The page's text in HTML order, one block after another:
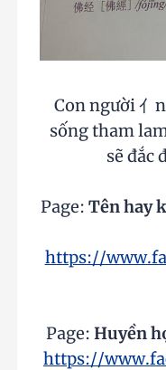
Con người 亻
sống tham
sẽ đắc
Page: Tên hay
https://
Page: Huyền
https://